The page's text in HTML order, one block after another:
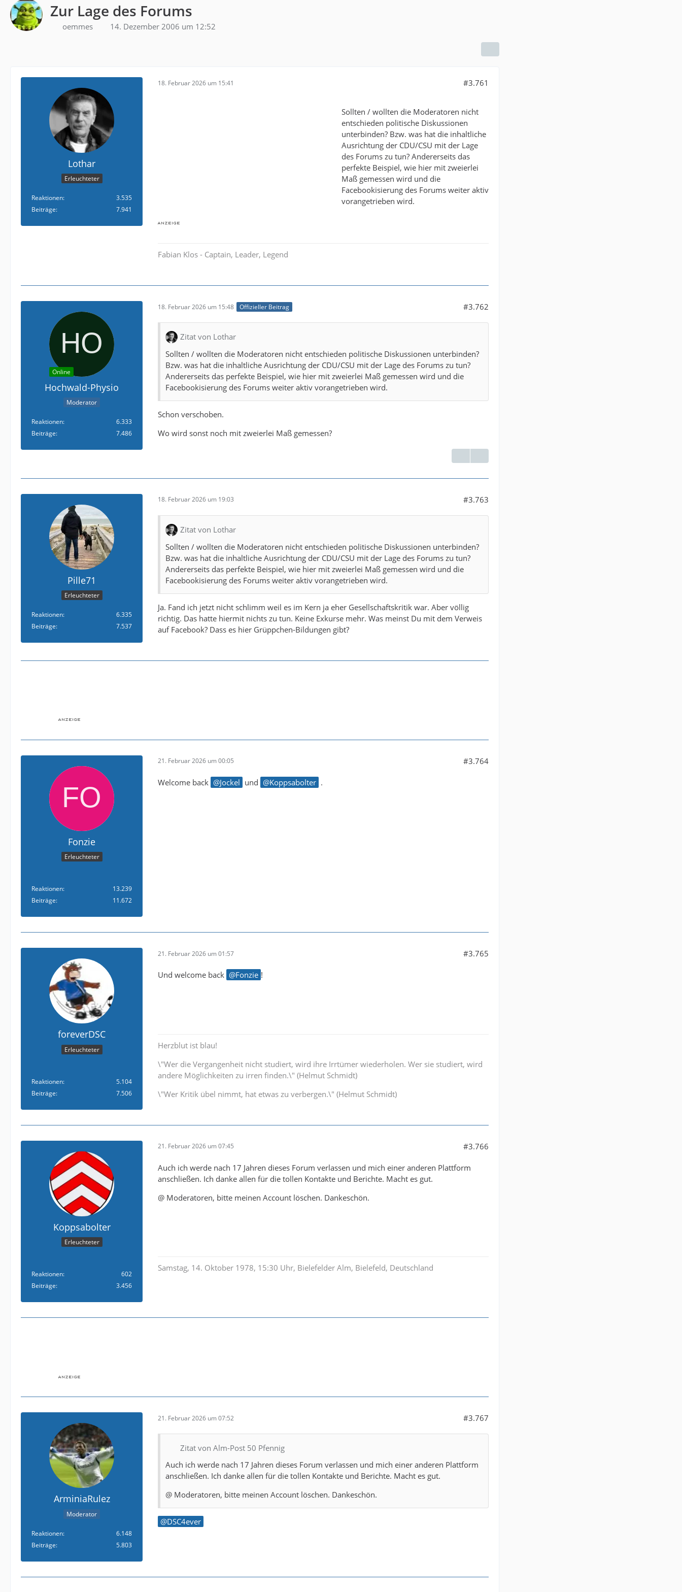
Zur Lage des Forums
oemmes 14. Dezember 2006 um 12:52
Lothar
Erleuchteter
Reaktionen
3.535
Beiträge
7.941
18. Februar 2026 um 15:41 #3.761
Sollten / wollten die Moderatoren nicht
entschieden politische Diskussionen
unterbinden? Bzw. was hat die inhaltliche
Ausrichtung der CDU/CSU mit der Lage
des Forums zu tun? Andererseits das
perfekte Beispiel, wie hier mit zweierlei
Maß gemessen wird und die
Facebookisierung des Forums weiter aktiv
vorangetrieben wird.
Fabian Klos - Captain, Leader, Legend
Online
Hochwald-Physio
Moderator
Reaktionen
6.333
Beiträge
7.486
18. Februar 2026 um 15:48 Offizieller Beitrag #3.762
Zitat von Lothar
Sollten / wollten die Moderatoren nicht entschieden politische Diskussionen unterbinden?
Bzw. was hat die inhaltliche Ausrichtung der CDU/CSU mit der Lage des Forums zu tun?
Andererseits das perfekte Beispiel, wie hier mit zweierlei Maß gemessen wird und die
Facebookisierung des Forums weiter aktiv vorangetrieben wird.
Schon verschoben.
Wo wird sonst noch mit zweierlei Maß gemessen?
Pille71
Erleuchteter
Reaktionen
6.335
Beiträge
7.537
18. Februar 2026 um 19:03 #3.763
Zitat von Lothar
Sollten / wollten die Moderatoren nicht entschieden politische Diskussionen unterbinden?
Bzw. was hat die inhaltliche Ausrichtung der CDU/CSU mit der Lage des Forums zu tun?
Andererseits das perfekte Beispiel, wie hier mit zweierlei Maß gemessen wird und die
Facebookisierung des Forums weiter aktiv vorangetrieben wird.
Ja. Fand ich jetzt nicht schlimm weil es im Kern ja eher Gesellschaftskritik war. Aber völlig
richtig. Das hatte hiermit nichts zu tun. Keine Exkurse mehr. Was meinst Du mit dem Verweis
auf Facebook? Dass es hier Grüppchen-Bildungen gibt?
Fonzie
Erleuchteter
Reaktionen
13.239
Beiträge
11.672
21. Februar 2026 um 00:05 #3.764
Welcome back Jockel und Koppsabolter .
foreverDSC
Erleuchteter
Reaktionen
5.104
Beiträge
7.506
21. Februar 2026 um 01:57 #3.765
Und welcome back Fonzie !
Herzblut ist blau!
\"Wer die Vergangenheit nicht studiert, wird ihre Irrtümer wiederholen. Wer sie studiert, wird
andere Möglichkeiten zu irren finden.\" (Helmut Schmidt)
\"Wer Kritik übel nimmt, hat etwas zu verbergen.\" (Helmut Schmidt)
Koppsabolter
Erleuchteter
Reaktionen
602
Beiträge
3.456
21. Februar 2026 um 07:45 #3.766
Auch ich werde nach 17 Jahren dieses Forum verlassen und mich einer anderen Plattform
anschließen. Ich danke allen für die tollen Kontakte und Berichte. Macht es gut.
@ Moderatoren, bitte meinen Account löschen. Dankeschön.
Samstag, 14. Oktober 1978, 15:30 Uhr, Bielefelder Alm, Bielefeld, Deutschland
ArminiaRulez
Moderator
Reaktionen
6.148
Beiträge
5.803
21. Februar 2026 um 07:52 #3.767
Zitat von Alm-Post 50 Pfennig
Auch ich werde nach 17 Jahren dieses Forum verlassen und mich einer anderen Plattform
anschließen. Ich danke allen für die tollen Kontakte und Berichte. Macht es gut.
@ Moderatoren, bitte meinen Account löschen. Dankeschön.
DSC4ever